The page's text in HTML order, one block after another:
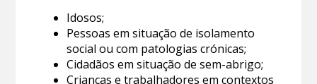
Idosos;
Pessoas em situação de isolamento
social ou com patologias crónicas;
Cidadãos em situação de sem-abrigo;
Crianças e trabalhadores em contextos